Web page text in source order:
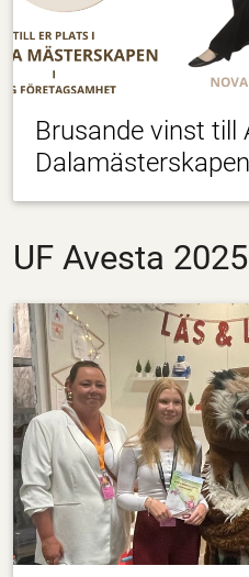
Brusande vinst till
Dalamästerskapen
UF Avesta 2025